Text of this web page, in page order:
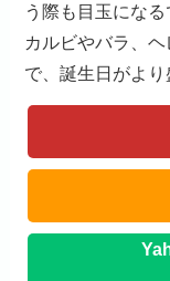
う際も目玉になる
カルビやバラ、
で、誕生日がより